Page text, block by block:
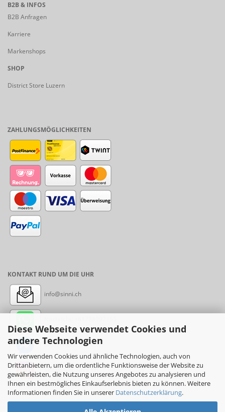
Diese Webseite verwendet Cookies und
andere Technologien
Wir verwenden Cookies und ähnliche Technologien, auch von
Drittanbietern, um die ordentliche Funktionsweise der Website zu
gewährleisten, die Nutzung unseres Angebotes zu analysieren und
Ihnen ein bestmögliches Einkaufserlebnis bieten zu können. Weitere
Informationen finden Sie in unserer Datenschutzerklärung.
B2B & INFOS
B2B Anfragen
Karriere
Markenshops
SHOP
District Store Luzern
ZAHLUNGSMÖGLICHKEITEN
KONTAKT RUND UM DIE UHR
info@sinni.ch
Messenger: sinni.ch
Instagram: sinni_ch